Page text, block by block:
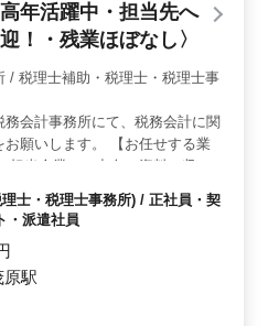
クライアントとの関わりを
きます。また、業務内容も
理改善アドバイスまで幅広
能です。 ＜安定した給与と
550万円という安定した給与
ことができます。また、実
的な面でもサポートが受け
災・健康・厚生などの福利
年活躍中・担当先へ
！・残業ほぼなし〉
務会計事務所にて、税務会計に関
お願いします。 【お任せする業
担当企業への出向、資料の収集
成等の準備作業 ※マイカー（ガ
給）もしくは社用車で訪問 ・担
訪問業務 ・その他、付随する関
忙期以外の残業はほとんどあり
即戦力を求めています。50代以
歓迎！経験豊富なシニア世代の
士・税理士事務所) / 正社員・契
・派遣社員
原駅